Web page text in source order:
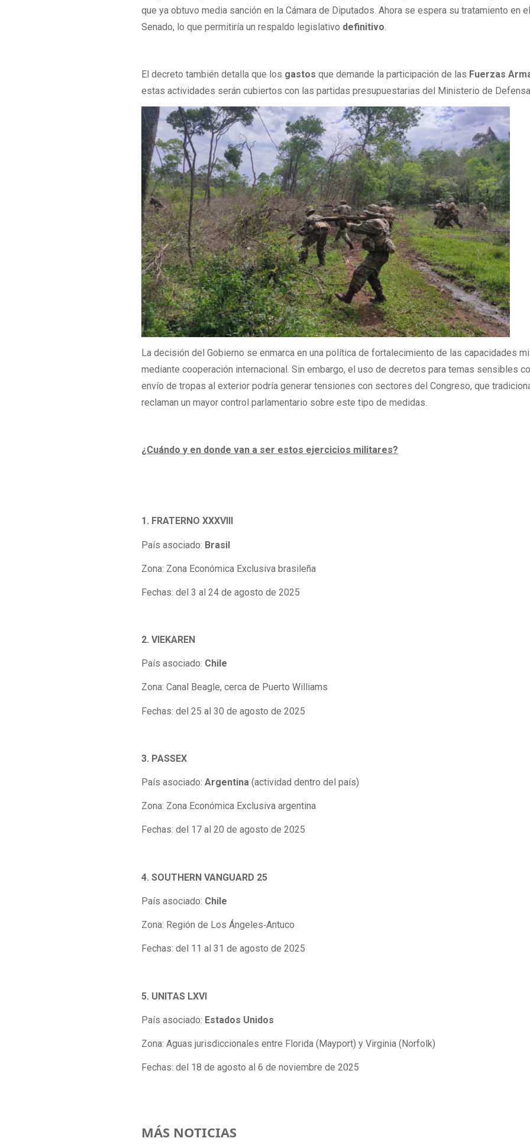
que ya obtuvo media sanción en la Cámara de Diputados. Ahora se espera su tratamiento en el
Senado, lo que permitiría un respaldo legislativo definitivo.
El decreto también detalla que los gastos que demande la participación de las Fuerzas
estas actividades serán cubiertos con las partidas presupuestarias del Ministerio de
La decisión del Gobierno se enmarca en una política de fortalecimiento de las capacidades
mediante cooperación internacional. Sin embargo, el uso de decretos para temas sensibles
envío de tropas al exterior podría generar tensiones con sectores del Congreso, que
reclaman un mayor control parlamentario sobre este tipo de medidas.
¿Cuándo y en donde van a ser estos ejercicios militares?
1. FRATERNO XXXVIII
País asociado: Brasil
Zona: Zona Económica Exclusiva brasileña
Fechas: del 3 al 24 de agosto de 2025
2. VIEKAREN
País asociado: Chile
Zona: Canal Beagle, cerca de Puerto Williams
Fechas: del 25 al 30 de agosto de 2025
3. PASSEX
País asociado:Argentina (actividad dentro del país)
Zona: Zona Económica Exclusiva argentina
Fechas: del 17 al 20 de agosto de 2025
4. SOUTHERN VANGUARD 25
País asociado: Chile
Zona: Región de Los Ángeles‑Antuco
Fechas: del 11 al 31 de agosto de 2025
5. UNITAS LXVI
País asociado: Estados Unidos
Zona: Aguas jurisdiccionales entre Florida (Mayport) y Virginia (Norfolk)
Fechas: del 18 de agosto al 6 de noviembre de 2025
MÁS NOTICIAS